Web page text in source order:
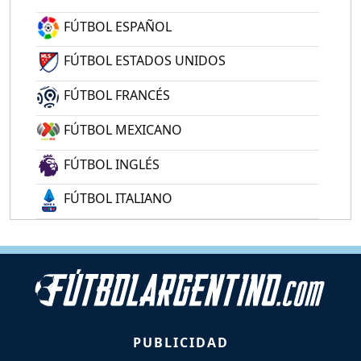
FÚTBOL ESPAÑOL
FÚTBOL ESTADOS UNIDOS
FÚTBOL FRANCÉS
FÚTBOL MEXICANO
FÚTBOL INGLÉS
FÚTBOL ITALIANO
PUBLICIDAD